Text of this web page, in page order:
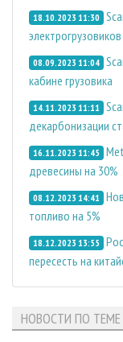
18.10.2023 11:30
08.09.2023 11:04
кабине грузовика
14.11.2023 11:11
декарбонизации
16.11.2023 11:45
древесины на 30%
08.12.2023 14:41
топливо на 5%
18.12.2023 13:55
пересесть на
НОВОСТИ ПО ТЕМЕ